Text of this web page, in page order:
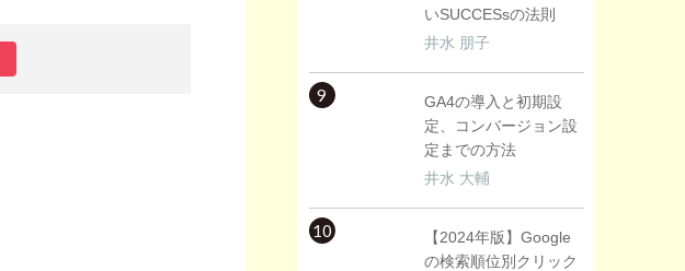
いSUCCESsの法則
井水 朋子
9
GA4の導入と初期設
定、コンバージョン設
定までの方法
井水 大輔
10
【2024年版】Google
の検索順位別クリック